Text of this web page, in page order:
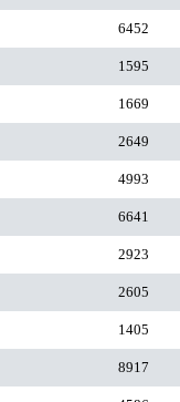
6452
1595
1669
2649
4993
6641
2923
2605
1405
8917